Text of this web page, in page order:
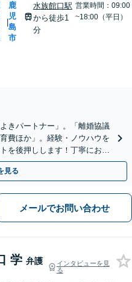
|
鹿
児
島
市
水族館口駅
から徒歩1
分
営業時間：09:00
~18:00（平日）
きパートナー」。「離婚協議
費ほか」。経験・ノウハウを
を後押しします！丁寧にお話
全個室相談】
見る
メールでお問い合わせ
学 弁護
インタビューを見
る